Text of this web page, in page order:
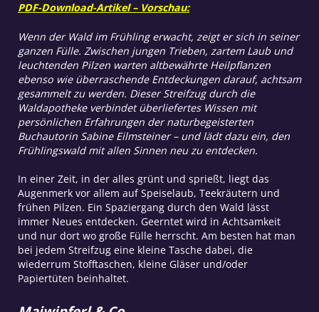
PDF-Download-Artikel – Vorschau:
Wenn der Wald im Frühling erwacht, zeigt er sich in seiner
ganzen Fülle. Zwischen jungen Trieben, zartem Laub und
leuchtenden Pilzen warten altbewährte Heilpflanzen
ebenso wie überraschende Entdeckungen darauf, achtsam
gesammelt zu werden. Dieser Streifzug durch die
Waldapotheke verbindet überliefertes Wissen mit
persönlichen Erfahrungen der naturbegeisterten
Buchautorin Sabine Eilmsteiner – und lädt dazu ein, den
Frühlingswald mit allen Sinnen neu zu entdecken.
In einer Zeit, in der alles grünt und sprießt, liegt das
Augenmerk vor allem auf Speiselaub, Teekräutern und
frühen Pilzen. Ein Spaziergang durch den Wald lässt
immer Neues entdecken. Geerntet wird in Achtsamkeit
und nur dort wo große Fülle herrscht. Am besten hat man
bei jedem Streifzug eine kleine Tasche dabei, die
wiederrum Stofftaschen, kleine Gläser und/oder
Papiertüten beinhaltet.